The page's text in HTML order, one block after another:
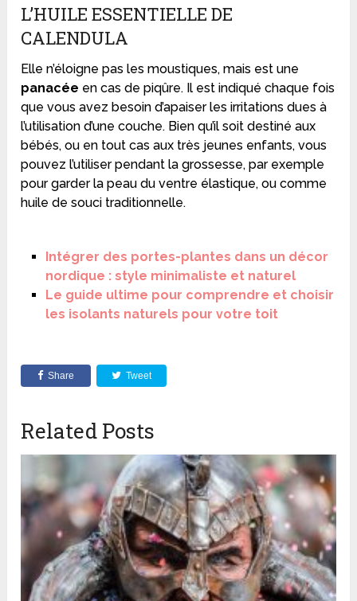
L’HUILE ESSENTIELLE DE
CALENDULA
Elle n’éloigne pas les moustiques, mais est une
panacée en cas de piqûre. Il est indiqué chaque fois
que vous avez besoin d’apaiser les irritations dues à
l’utilisation d’une couche. Bien qu’il soit destiné aux
bébés, ou en tout cas aux très jeunes enfants, vous
pouvez l’utiliser pendant la grossesse, par exemple
pour garder la peau du ventre élastique, ou comme
huile de souci traditionnelle.
Intégrer des portes-plantes dans un décor
nordique : style minimaliste et naturel
Le guide ultime pour comprendre et choisir
les isolants naturels pour votre toit
Share Tweet
Related Posts